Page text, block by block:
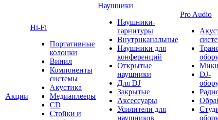
Акции
Hi-Fi
Портативные
колонки
Винил
Компоненты
системы
Акустика
Медиаплееры
CD
Стойки и
Наушники
Наушники-
гарнитуры
Внутриканальные
Наушники для
конференций
Открытые
наушники
Для DJ
Закрытые
Аксессуары
Усилители для
наушников
Pro Audio
DJ-